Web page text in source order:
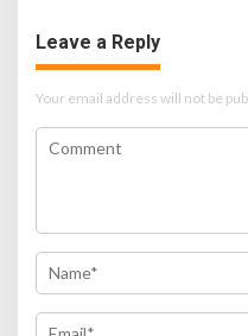
Leave a Reply
Your email address will not be